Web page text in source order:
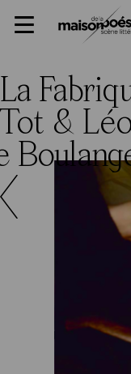
Panneau de
to
littéraire
Primary
La
&